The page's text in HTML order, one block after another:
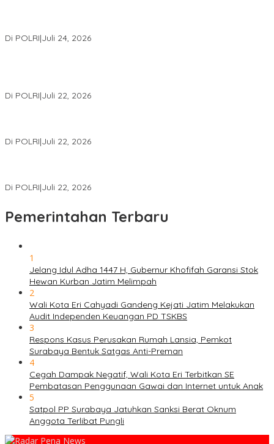
Di POLRI|Juli 24, 2026
Di POLRI|Juli 22, 2026
Di POLRI|Juli 22, 2026
Di POLRI|Juli 22, 2026
Pemerintahan Terbaru
1
Jelang Idul Adha 1447 H, Gubernur Khofifah Garansi Stok
Hewan Kurban Jatim Melimpah
2
Wali Kota Eri Cahyadi Gandeng Kejati Jatim Melakukan
Audit Independen Keuangan PD TSKBS
3
Respons Kasus Perusakan Rumah Lansia, Pemkot
Surabaya Bentuk Satgas Anti-Preman
4
Cegah Dampak Negatif, Wali Kota Eri Terbitkan SE
Pembatasan Penggunaan Gawai dan Internet untuk Anak
5
Satpol PP Surabaya Jatuhkan Sanksi Berat Oknum
Anggota Terlibat Pungli